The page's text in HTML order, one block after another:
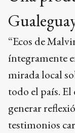
“Ecos de
íntegramente
mirada local
todo el país.
generar
testimonios